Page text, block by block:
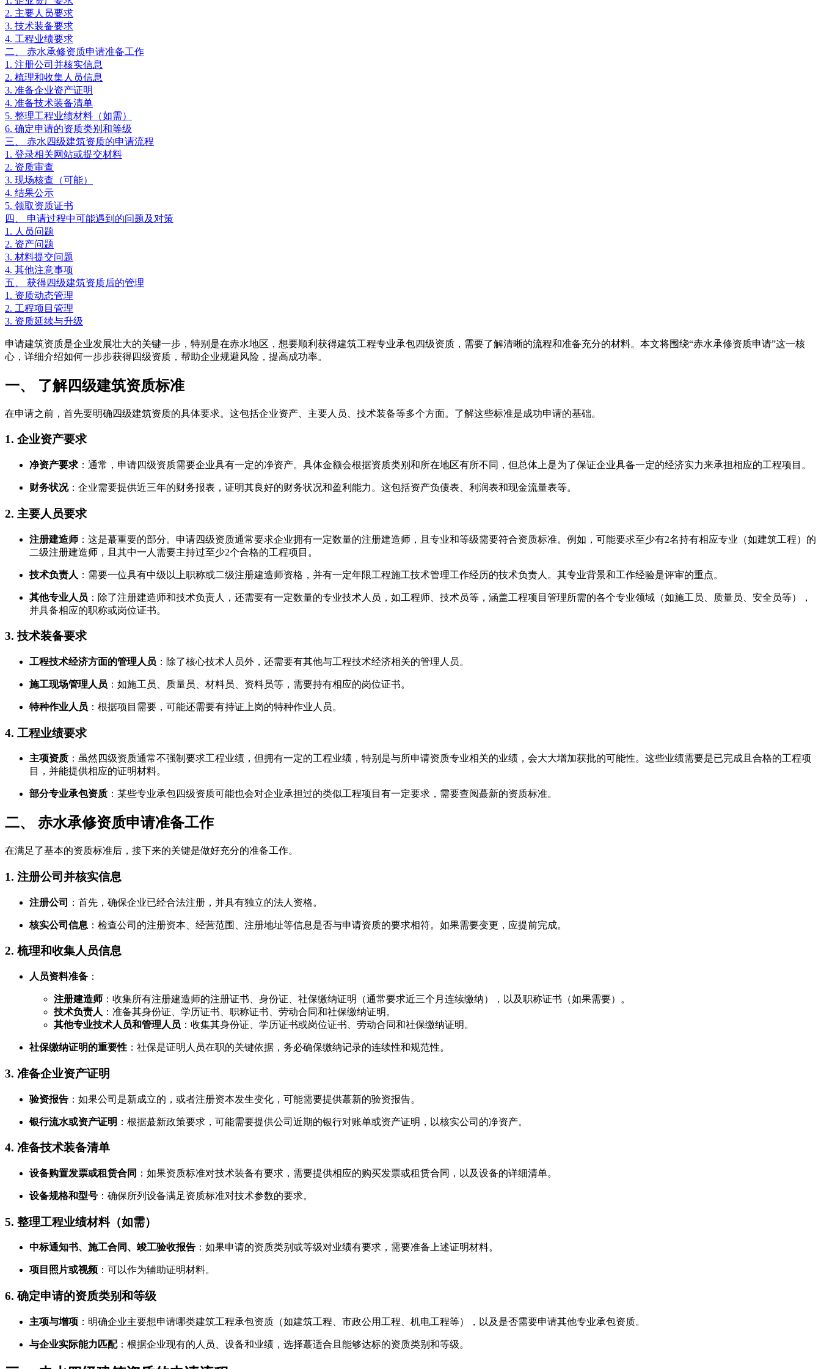
2. 主要人员要求
3. 技术装备要求
4. 工程业绩要求
二、 赤水承修资质申请准备工作
1. 注册公司并核实信息
2. 梳理和收集人员信息
3. 准备企业资产证明
4. 准备技术装备清单
5. 整理工程业绩材料（如需）
6. 确定申请的资质类别和等级
三、 赤水四级建筑资质的申请流程
1. 登录相关网站或提交材料
2. 资质审查
3. 现场核查（可能）
4. 结果公示
5. 领取资质证书
四、 申请过程中可能遇到的问题及对策
1. 人员问题
2. 资产问题
3. 材料提交问题
4. 其他注意事项
五、 获得四级建筑资质后的管理
1. 资质动态管理
2. 工程项目管理
3. 资质延续与升级
申请建筑资质是企业发展壮大的关键一步，特别是在赤水地区，想要顺利获得建筑工程专业承包四级资质，需要了解清晰的流程和准备充分的材料。本文将围绕“赤水承修资质申请”这一核
心，详细介绍如何一步步获得四级资质，帮助企业规避风险，提高成功率。
一、 了解四级建筑资质标准
在申请之前，首先要明确四级建筑资质的具体要求。这包括企业资产、主要人员、技术装备等多个方面。了解这些标准是成功申请的基础。
1. 企业资产要求
净资产要求 ：通常，申请四级资质需要企业具有一定的净资产。具体金额会根据资质类别和所在地区有所不同，但总体上是为了保证企业具备一定的经济实力来承担相应的工程项目。
财务状况：企业需要提供近三年的财务报表，证明其良好的财务状况和盈利能力。这包括资产负债表、利润表和现金流量表等。
2. 主要人员要求
注册建造师 ：这是蕞重要的部分。申请四级资质通常要求企业拥有一定数量的注册建造师，且专业和等级需要符合资质标准。例如，可能要求至少有2名持有相应专业（如建筑工程）的
二级注册建造师，且其中一人需要主持过至少2个合格的工程项目。
技术负责人 ：需要一位具有中级以上职称或二级注册建造师资格，并有一定年限工程施工技术管理工作经历的技术负责人。其专业背景和工作经验是评审的重点。
其他专业人员 ：除了注册建造师和技术负责人，还需要有一定数量的专业技术人员，如工程师、技术员等，涵盖工程项目管理所需的各个专业领域（如施工员、质量员、安全员等），
并具备相应的职称或岗位证书。
3. 技术装备要求
工程技术经济方面的管理人员 ：除了核心技术人员外，还需要有其他与工程技术经济相关的管理人员。
施工现场管理人员 ：如施工员、质量员、材料员、资料员等，需要持有相应的岗位证书。
特种作业人员 ：根据项目需要，可能还需要有持证上岗的特种作业人员。
4. 工程业绩要求
主项资质 ：虽然四级资质通常不强制要求工程业绩，但拥有一定的工程业绩，特别是与所申请资质专业相关的业绩，会大大增加获批的可能性。这些业绩需要是已完成且合格的工程项
目，并能提供相应的证明材料。
部分专业承包资质 ：某些专业承包四级资质可能也会对企业承担过的类似工程项目有一定要求，需要查阅蕞新的资质标准。
二、 赤水承修资质申请准备工作
在满足了基本的资质标准后，接下来的关键是做好充分的准备工作。
1. 注册公司并核实信息
注册公司 ：首先，确保企业已经合法注册，并具有独立的法人资格。
核实公司信息 ：检查公司的注册资本、经营范围、注册地址等信息是否与申请资质的要求相符。如果需要变更，应提前完成。
2. 梳理和收集人员信息
人员资料准备 ：
注册建造师 ：收集所有注册建造师的注册证书、身份证、社保缴纳证明（通常要求近三个月连续缴纳），以及职称证书（如果需要）。
技术负责人 ：准备其身份证、学历证书、职称证书、劳动合同和社保缴纳证明。
其他专业技术人员和管理人员 ：收集其身份证、学历证书或岗位证书、劳动合同和社保缴纳证明。
社保缴纳证明的重要性 ：社保是证明人员在职的关键依据，务必确保缴纳记录的连续性和规范性。
3. 准备企业资产证明
验资报告 ：如果公司是新成立的，或者注册资本发生变化，可能需要提供蕞新的验资报告。
银行流水或资产证明 ：根据蕞新政策要求，可能需要提供公司近期的银行对账单或资产证明，以核实公司的净资产。
4. 准备技术装备清单
设备购置发票或租赁合同 ：如果资质标准对技术装备有要求，需要提供相应的购买发票或租赁合同，以及设备的详细清单。
设备规格和型号 ：确保所列设备满足资质标准对技术参数的要求。
5. 整理工程业绩材料（如需）
中标通知书、施工合同、竣工验收报告 ：如果申请的资质类别或等级对业绩有要求，需要准备上述证明材料。
项目照片或视频 ：可以作为辅助证明材料。
6. 确定申请的资质类别和等级
主项与增项 ：明确企业主要想申请哪类建筑工程承包资质（如建筑工程、市政公用工程、机电工程等），以及是否需要申请其他专业承包资质。
与企业实际能力匹配：根据企业现有的人员、设备和业绩，选择蕞适合且能够达标的资质类别和等级。